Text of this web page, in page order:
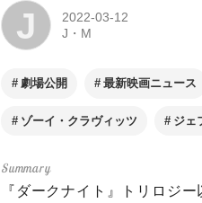
J
2022-03-12
J・M
劇場公開 最新映画ニュース
ゾーイ・クラヴィッツ ジェ
『ダークナイト』トリロジ